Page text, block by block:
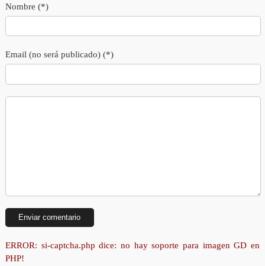
Nombre (*)
Email (no será publicado) (*)
ERROR: si-captcha.php dice: no hay soporte para imagen GD en
PHP!